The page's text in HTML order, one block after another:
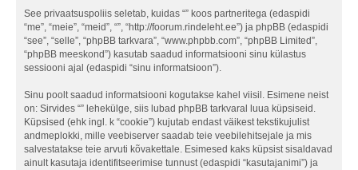
See privaatsuspoliis seletab, kuidas “” koos partneritega (edaspidi
“me”, “meie”, “meid”, “”, “http://foorum.rindeleht.ee”) ja phpBB (edaspidi
“see”, “selle”, “phpBB tarkvara”, “www.phpbb.com”, “phpBB Limited”,
“phpBB meeskond”) kasutab saadud informatsiooni sinu külastus
sessiooni ajal (edaspidi “sinu informatsioon”).
Sinu poolt saadud informatsiooni kogutakse kahel viisil. Esimene neist
on: Sirvides “” lehekülge, siis lubad phpBB tarkvaral luua küpsiseid.
Küpsised (ehk ingl. k “cookie”) kujutab endast väikest tekstikujulist
andmeplokki, mille veebiserver saadab teie veebilehitsejale ja mis
salvestatakse teie arvuti kõvakettale. Esimesed kaks küpsist sisaldavad
ainult kasutaja identifitseerimise tunnust (edaspidi “kasutajanimi”) ja